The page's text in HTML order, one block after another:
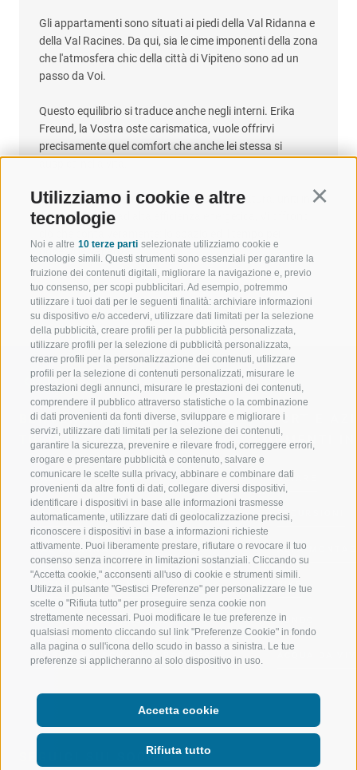
Utilizziamo i cookie e altre
tecnologie
Noi e altre 10 terze parti selezionate utilizziamo cookie e
tecnologie simili. Questi strumenti sono essenziali per garantire la
fruizione dei contenuti digitali, migliorare la navigazione e, previo
tuo consenso, per scopi pubblicitari. Ad esempio, potremmo
utilizzare i tuoi dati per le seguenti finalità: archiviare informazioni
su dispositivo e/o accedervi, utilizzare dati limitati per la selezione
della pubblicità, creare profili per la pubblicità personalizzata,
utilizzare profili per la selezione di pubblicità personalizzata,
creare profili per la personalizzazione dei contenuti, utilizzare
profili per la selezione di contenuti personalizzati, misurare le
prestazioni degli annunci, misurare le prestazioni dei contenuti,
comprendere il pubblico attraverso statistiche o la combinazione
di dati provenienti da fonti diverse, sviluppare e migliorare i
servizi, utilizzare dati limitati per la selezione dei contenuti,
garantire la sicurezza, prevenire e rilevare frodi, correggere errori,
erogare e presentare pubblicità e contenuto, salvare e
comunicare le scelte sulla privacy, abbinare e combinare dati
provenienti da altre fonti di dati, collegare diversi dispositivi,
identificare i dispositivi in base alle informazioni trasmesse
automaticamente, utilizzare dati di geolocalizzazione precisi,
riconoscere i dispositivi in base a informazioni richieste
attivamente. Puoi liberamente prestare, rifiutare o revocare il tuo
consenso senza incorrere in limitazioni sostanziali. Cliccando su
"Accetta cookie," acconsenti all'uso di cookie e strumenti simili.
Utilizza il pulsante "Gestisci Preferenze" per personalizzare le tue
scelte o "Rifiuta tutto" per proseguire senza cookie non
strettamente necessari. Puoi modificare le tue preferenze in
qualsiasi momento cliccando sul link "Preferenze Cookie" in fondo
alla pagina o sull'icona dello scudo in basso a sinistra. Le tue
preferenze si applicheranno al solo dispositivo in uso.
Accetta cookie
Rifiuta tutto
Gli appartamenti sono situati ai piedi della Val Ridanna e
della Val Racines. Da qui, sia le cime imponenti della zona
che l'atmosfera chic della città di Vipiteno sono ad un
passo da Voi.
Questo equilibrio si traduce anche negli interni. Erika
Freund, la Vostra oste carismatica, vuole offrirvi
precisamente quel comfort che anche lei stessa si
L'amore per il design ed il contatto con la natura, uniti in
una KlimaHaus ad alta efficienza energetica, Vi offrono
godervi la vacanza.
BENVENUTI NELLA REGIONE
TURISTICA DI RACINES
VAL GIOVO
VAL RACINES
VAL RIDANNA
IMPIANTI DI RISALITA
SCUOLA DI SCI RACINES
LUISL'S SKI SCHOOL A RACINES
SPORT E
MOMENTI
SCIARE
ESCURSIONI
ALTA
BIKE
FONDO
SEGUICI SUI SOCIAL